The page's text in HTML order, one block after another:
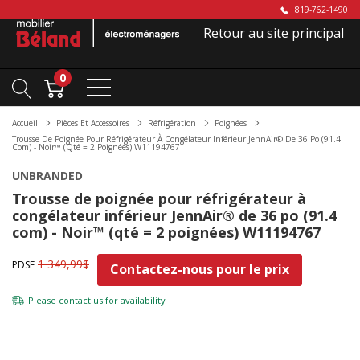
819-762-1490
Retour au site principal
0
Accueil Pièces Et Accessoires Réfrigération
Poignées
Trousse De Poignée Pour Réfrigérateur À Congélateur Inférieur JennAir® De 36 Po (91.4
Com) - Noir™ (qté = 2 Poignées) W11194767
UNBRANDED
Trousse de poignée pour réfrigérateur à
congélateur inférieur JennAir® de 36 po (91.4
com) - Noir™ (qté = 2 poignées) W11194767
PDSF 1 349,99$ Contactez-nous pour le prix
Please contact us for availability